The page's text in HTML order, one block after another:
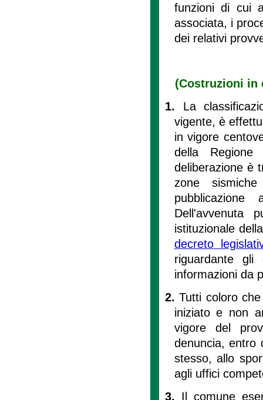
funzioni di cui
associata, i
dei relativi
(Costruzioni in
1. La
vigente, è
in vigore
della Regione
deliberazione è
zone
Dell'avvenuta
istituzionale
decreto
riguardante gli
informazioni da
2.Tutti coloro
iniziato e non
vigore del
denuncia, entro
stesso, allo
agli uffici
3. Il comune